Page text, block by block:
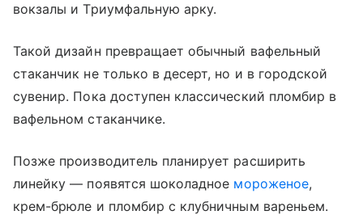
вокзалы и Триумфальную арку.
Такой дизайн превращает обычный вафельный
стаканчик не только в десерт, но и в городской
сувенир. Пока доступен классический пломбир в
вафельном стаканчике.
Позже производитель планирует расширить
линейку — появятся шоколадное мороженое,
крем-брюле и пломбир с клубничным вареньем.